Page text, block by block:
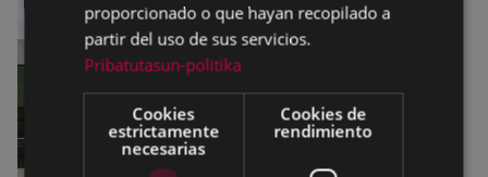
proporcionado o que hayan recopilado a
partir del uso de sus servicios.
Pribatutasun-politika
Cookies
estrictamente
necesarias
Cookies de
rendimiento